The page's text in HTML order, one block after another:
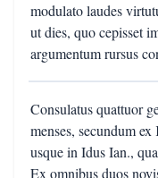
modulato laudes
ut dies, quo cepisset
argumentum rursus
Consulatus quattuor
menses, secundum
usque in Idus Ian.,
Ex omnibus duos